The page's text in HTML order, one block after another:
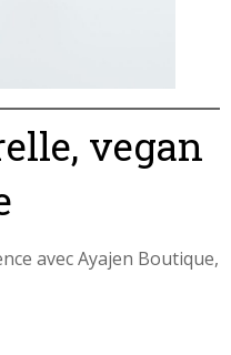
vegan
avec Ayajen Boutique,